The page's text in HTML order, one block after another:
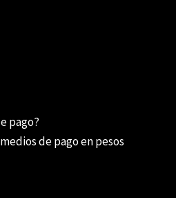
pago?
de pago en pesos